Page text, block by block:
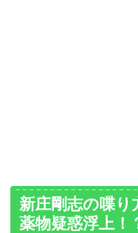
新庄剛志の喋
薬物疑惑浮上！